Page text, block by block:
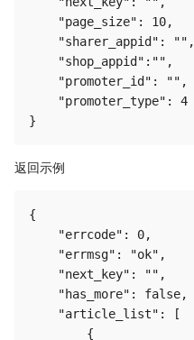
    "page_size": 10,
    "sharer_appid": "",
    "shop_appid":"",
    "promoter_id": "",
    "promoter_type": 4
返回示例
{
    "errcode": 0,
    "errmsg": "ok",
    "next_key": "",
    "has_more": false,
    "article_list": [
        {